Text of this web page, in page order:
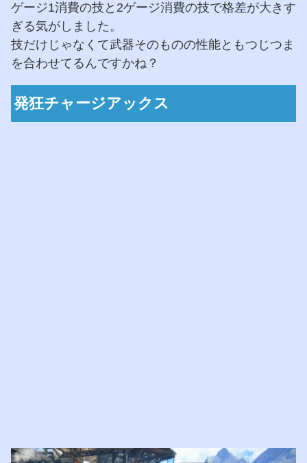
ゲージ1消費の技と2ゲージ消費の技で格差が大きす
ぎる気がしました。
技だけじゃなくて武器そのものの性能ともつじつま
を合わせてるんですかね？
発狂チャージアックス